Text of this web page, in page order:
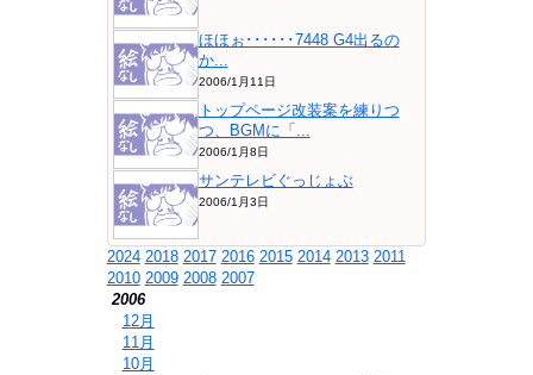
ほほぉ･･････7448 G4出るの
か...
2006/1月11日
トップページ改装案を練りつ
つ、BGMに「...
2006/1月8日
サンテレビぐっじょぶ
2006/1月3日
2024 2018 2017 2016 2015 2014 2013 2011
2010 2009 2008 2007
2006
12月
11月
10月